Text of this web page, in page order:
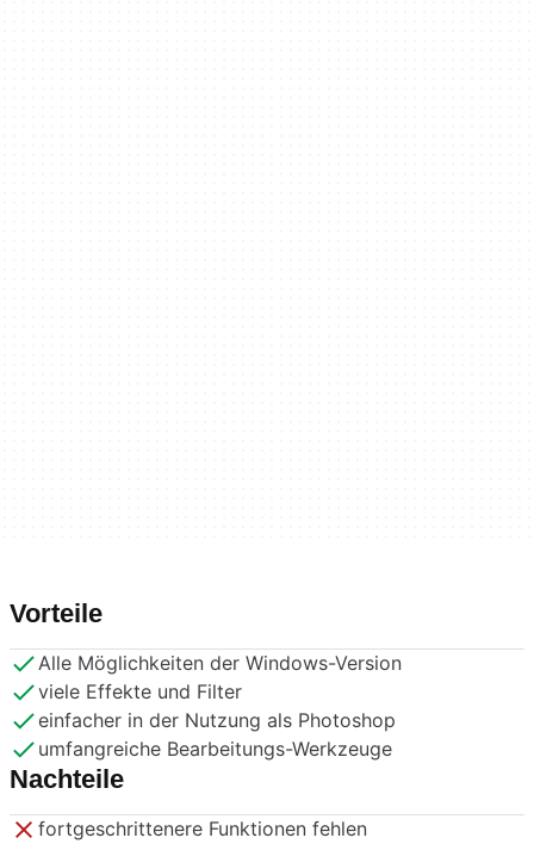
Vorteile
Alle Möglichkeiten der Windows-Version
viele Effekte und Filter
einfacher in der Nutzung als Photoshop
umfangreiche Bearbeitungs-Werkzeuge
Nachteile
fortgeschrittenere Funktionen fehlen